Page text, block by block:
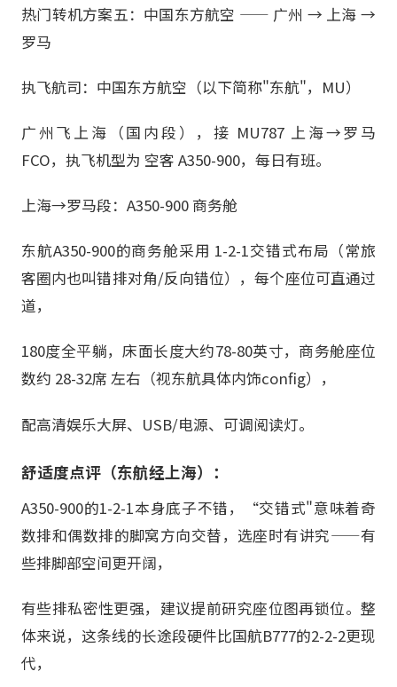
热门转机方案五：中国东方航空 —— 广州 → 上海 →
罗马
执飞航司：中国东方航空（以下简称"东航"，MU）
广州飞上海（国内段），接 MU787 上海→罗马
FCO，执飞机型为 空客 A350-900，每日有班。
上海→罗马段：A350-900 商务舱
东航A350-900的商务舱采用 1-2-1交错式布局（常旅
客圈内也叫错排对角/反向错位），每个座位可直通过
道，
180度全平躺，床面长度大约78-80英寸，商务舱座位
数约 28-32席 左右（视东航具体内饰config），
配高清娱乐大屏、USB/电源、可调阅读灯。
舒适度点评（东航经上海）：
A350-900的1-2-1本身底子不错，“交错式"意味着奇
数排和偶数排的脚窝方向交替，选座时有讲究——有
些排脚部空间更开阔，
有些排私密性更强，建议提前研究座位图再锁位。整
体来说，这条线的长途段硬件比国航B777的2-2-2更现
代，